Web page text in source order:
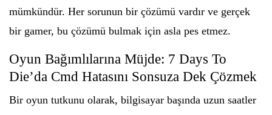
mümkündür. Her sorunun bir çözümü vardır ve gerçek
bir gamer, bu çözümü bulmak için asla pes etmez.
Oyun Bağımlılarına Müjde: 7 Days To
Die’da Cmd Hatasını Sonsuza Dek Çözmek
Bir oyun tutkunu olarak, bilgisayar başında uzun saatler